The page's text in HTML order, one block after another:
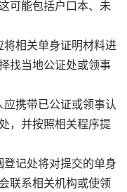
可能包括户口本、未
相关单身证明材料进
找当地公证处或领事
携带已公证或领事认
，并按照相关程序提
记处将对提交的单身
联系相关机构或使领